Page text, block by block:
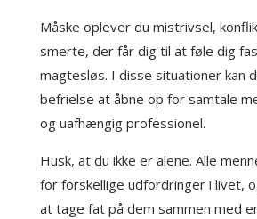
Måske oplever du mistrivsel,
smerte, der får dig til at føle dig
magtesløs. I disse situationer kan
befrielse at åbne op for samtale
og uafhængig professionel.
Husk, at du ikke er alene. Alle
for forskellige udfordringer i livet,
at tage fat på dem sammen med